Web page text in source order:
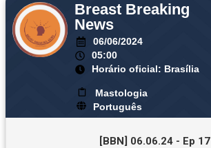
Breast Breaking
News
06/06/2024
05:00
Horário oficial: Brasília
Mastologia
Português
[BBN] 06.06.24 - Ep 17